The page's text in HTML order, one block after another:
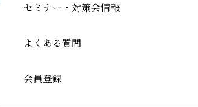
セミナー・対策会情報
よくある質問
会員登録